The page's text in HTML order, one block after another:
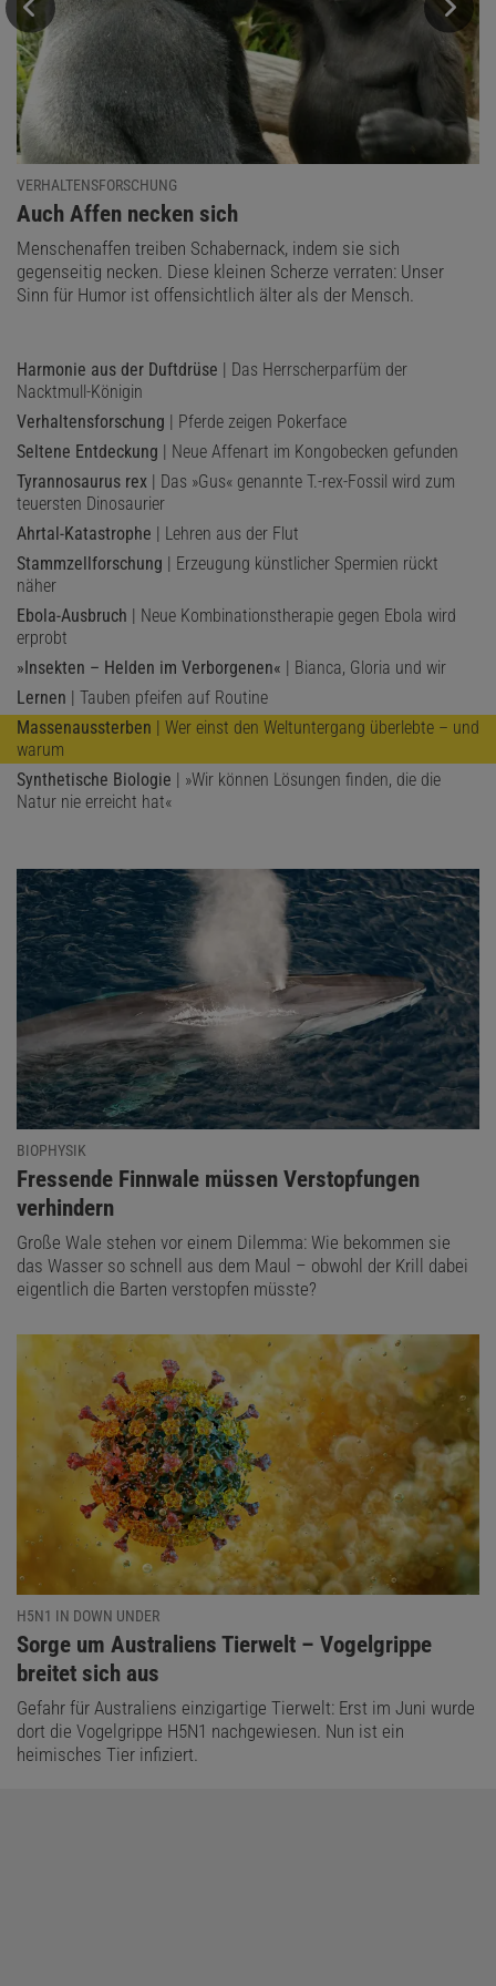
VERHALTENSFORSCHUNG
:
Auch Affen necken sich
Menschenaffen treiben Schabernack, indem sie sich
gegenseitig necken. Diese kleinen Scherze verraten: Unser
Sinn für Humor ist offensichtlich älter als der Mensch.
Harmonie aus der Duftdrüse | Das Herrscherparfüm der
Nacktmull-Königin
Verhaltensforschung | Pferde zeigen Pokerface
Seltene Entdeckung | Neue Affenart im Kongobecken gefunden
Tyrannosaurus rex | Das »Gus« genannte T.-rex-Fossil wird zum
teuersten Dinosaurier
Ahrtal-Katastrophe | Lehren aus der Flut
Stammzellforschung | Erzeugung künstlicher Spermien rückt
näher
Ebola-Ausbruch | Neue Kombinationstherapie gegen Ebola wird
erprobt
»Insekten – Helden im Verborgenen« | Bianca, Gloria und wir
Lernen | Tauben pfeifen auf Routine
Massenaussterben | Wer einst den Weltuntergang überlebte – und
warum
Synthetische Biologie | »Wir können Lösungen finden, die die
Natur nie erreicht hat«
BIOPHYSIK
:
Fressende Finnwale müssen Verstopfungen
verhindern
Große Wale stehen vor einem Dilemma: Wie bekommen sie
das Wasser so schnell aus dem Maul – obwohl der Krill dabei
eigentlich die Barten verstopfen müsste?
H5N1 IN DOWN UNDER
:
Sorge um Australiens Tierwelt – Vogelgrippe
breitet sich aus
Gefahr für Australiens einzigartige Tierwelt: Erst im Juni wurde
dort die Vogelgrippe H5N1 nachgewiesen. Nun ist ein
heimisches Tier infiziert.